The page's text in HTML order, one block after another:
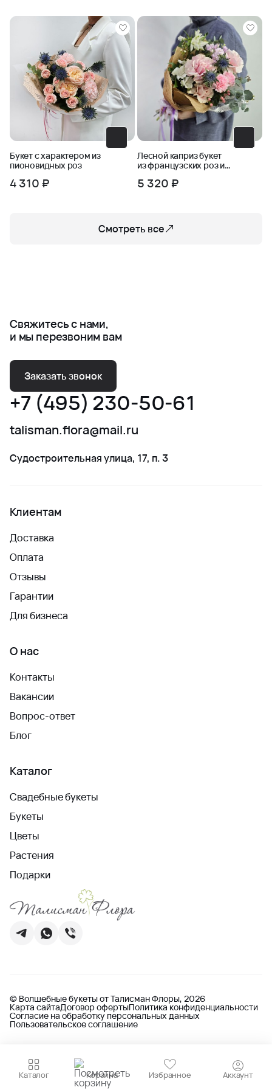
подарить близким незабываемые эмоции! Закажите
букет «Дар Леса» прямо сейчас и погрузитесь в мир
лесной магии вместе с салоном «Талисман Флора».
Букет с характером из
пионовидных роз
4 310 ₽
Лесной каприз букет
из французских роз и
5 320 ₽
Смотреть все
Каталог Корзина Избранное Аккаунт
Свяжитесь с нами,
и мы перезвоним вам
Заказать звонок
+7 (495) 230-50-61
talisman.flora@mail.ru
Судостроительная улица, 17, п. 3
Клиентам
Доставка
Оплата
Отзывы
Гарантии
Для бизнеса
О нас
Контакты
Вакансии
Вопрос-ответ
Блог
Каталог
Свадебные букеты
Букеты
Цветы
Растения
Подарки
© Волшебные букеты от Талисман Флоры, 2026
Карта сайтаДоговор офертыПолитика конфиденциальности
Согласие на обработку персональных данных
Пользовательское соглашение